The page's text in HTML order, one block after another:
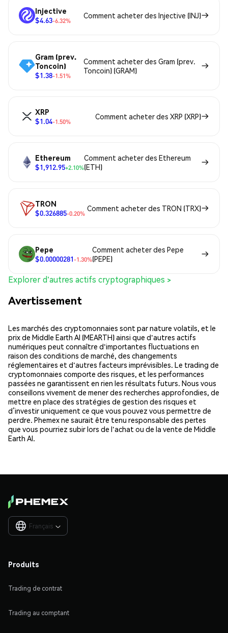
Injective
$4.63-6.32%
Comment acheter des Injective (INJ)
Gram (prev.
Toncoin)
$1.38-1.51%
Comment acheter des Gram (prev.
Toncoin) (GRAM)
XRP
$1.04-1.50%
Comment acheter des XRP (XRP)
Ethereum
$1,912.95+2.10%
Comment acheter des Ethereum
(ETH)
TRON
$0.326885-0.20%
Comment acheter des TRON (TRX)
Pepe
$0.00000281-1.30%
Comment acheter des Pepe
(PEPE)
Explorer d'autres actifs cryptographiques >
Avertissement
Les marchés des cryptomonnaies sont par nature volatils, et le
prix de Middle Earth AI (MEARTH) ainsi que d'autres actifs
numériques peut connaître d'importantes fluctuations en
raison des conditions de marché, des changements
réglementaires et d'autres facteurs imprévisibles. Le trading de
cryptomonnaies comporte des risques, et les performances
passées ne garantissent en rien les résultats futurs. Nous vous
conseillons vivement de mener des recherches approfondies, de
mettre en place des stratégies de gestion des risques et
d’investir uniquement ce que vous pouvez vous permettre de
perdre. Phemex ne saurait être tenu responsable des pertes
que vous pourriez subir lors de l'achat ou de la vente de Middle
Earth AI.
Français 
Produits
Trading de contrat
Trading au comptant